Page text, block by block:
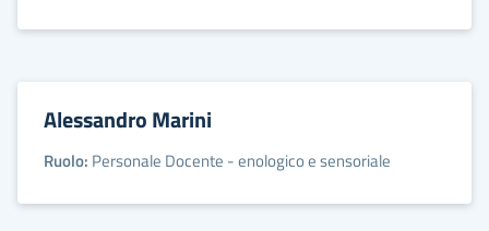
Alessandro Marini
Ruolo: Personale Docente - enologico e sensoriale